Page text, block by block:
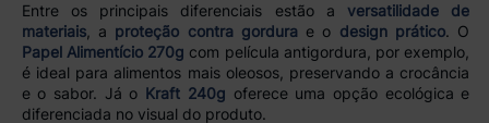
Entre os principais diferenciais estão a versatilidade de
materiais, a proteção contra gordurae o design prático. O
Papel Alimentício 270g com película antigordura, por exemplo,
é ideal para alimentos mais oleosos, preservando a crocância
e o sabor. Já o Kraft 240g oferece uma opção ecológica e
diferenciada no visual do produto.